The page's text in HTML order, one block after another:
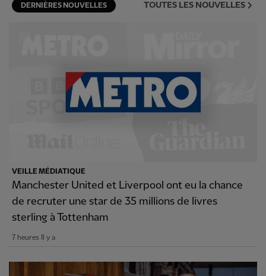
DERNIÈRES NOUVELLES TOUTES LES NOUVELLES
VEILLE MÉDIATIQUE
Manchester United et Liverpool ont eu la chance
de recruter une star de 35 millions de livres
sterling à Tottenham
7 heures Il y a